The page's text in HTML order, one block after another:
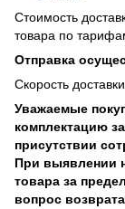
Стоимость
товара по
Отправка
Скорость
Уважаемые
комплектацию
присутствии
При выявлении
товара за
вопрос